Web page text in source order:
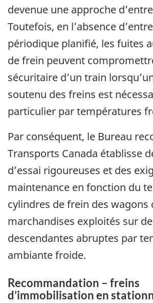
devenue une approche
Toutefois, en l’absence
périodique planifié, les fuites
de frein peuvent
sécuritaire d’un train
soutenu des freins est
particulier par températures
Par conséquent, le Bureau
Transports Canada établisse
d’essai rigoureuses et des
maintenance en fonction du
cylindres de frein des wagons
marchandises exploités sur
descendantes abruptes par
ambiante froide.
Recommandation – freins
d’immobilisation en